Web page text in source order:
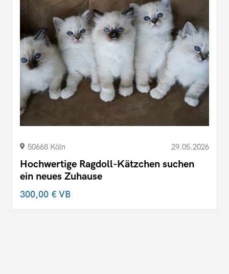
50668 Köln 29.05.2026
Hochwertige Ragdoll-Kätzchen suchen
ein neues Zuhause
300,00 €VB